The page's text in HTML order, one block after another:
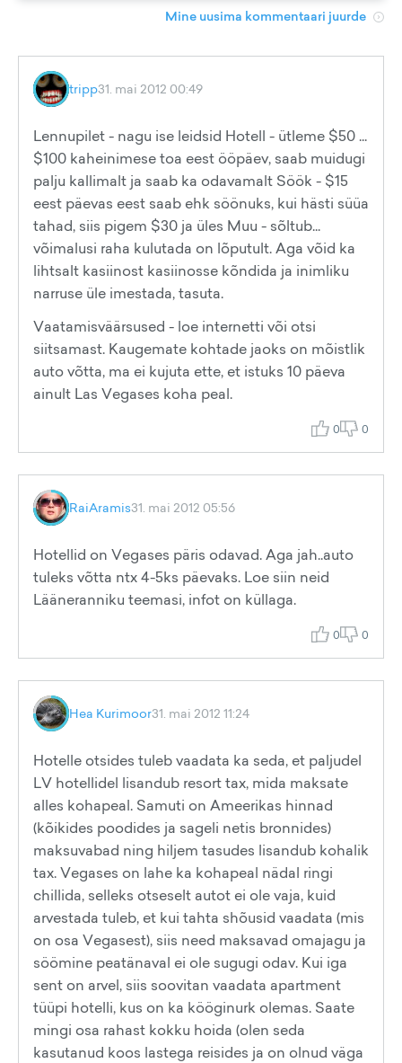
Mine uusima kommentaari juurde
tripp31. mai 2012 00:49
Lennupilet - nagu ise leidsid Hotell - ütleme $50 ...
$100 kaheinimese toa eest ööpäev, saab muidugi
palju kallimalt ja saab ka odavamalt Söök - $15
eest päevas eest saab ehk söönuks, kui hästi süüa
tahad, siis pigem $30 ja üles Muu - sõltub...
võimalusi raha kulutada on lõputult. Aga võid ka
lihtsalt kasiinost kasiinosse kõndida ja inimliku
narruse üle imestada, tasuta.
Vaatamisväärsused - loe internetti või otsi
siitsamast. Kaugemate kohtade jaoks on mõistlik
auto võtta, ma ei kujuta ette, et istuks 10 päeva
ainult Las Vegases koha peal.
0 0
RaiAramis31. mai 2012 05:56
Hotellid on Vegases päris odavad. Aga jah..auto
tuleks võtta ntx 4-5ks päevaks. Loe siin neid
Lääneranniku teemasi, infot on küllaga.
0 0
Hea Kurimoor31. mai 2012 11:24
Hotelle otsides tuleb vaadata ka seda, et paljudel
LV hotellidel lisandub resort tax, mida maksate
alles kohapeal. Samuti on Ameerikas hinnad
(kõikides poodides ja sageli netis bronnides)
maksuvabad ning hiljem tasudes lisandub kohalik
tax. Vegases on lahe ka kohapeal nädal ringi
chillida, selleks otseselt autot ei ole vaja, kuid
arvestada tuleb, et kui tahta shõusid vaadata (mis
on osa Vegasest), siis need maksavad omajagu ja
söömine peatänaval ei ole sugugi odav. Kui iga
sent on arvel, siis soovitan vaadata apartment
tüüpi hotelli, kus on ka kööginurk olemas. Saate
mingi osa rahast kokku hoida (olen seda
kasutanud koos lastega reisides ja on olnud väga